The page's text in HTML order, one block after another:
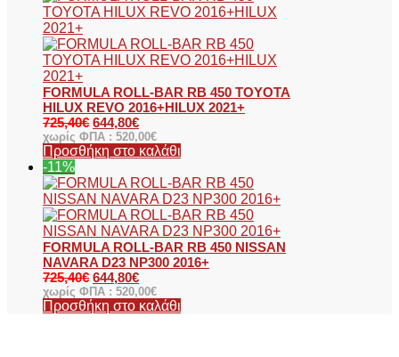
FORMULA ROLL-BAR RB 450 TOYOTA
HILUX REVO 2016+HILUX 2021+
725,40€ 644,80€
χωρίς ΦΠΑ : 520,00€
Προσθήκη στο καλάθι
-11%
FORMULA ROLL-BAR RB 450 NISSAN
NAVARA D23 NP300 2016+
725,40€ 644,80€
χωρίς ΦΠΑ : 520,00€
Προσθήκη στο καλάθι